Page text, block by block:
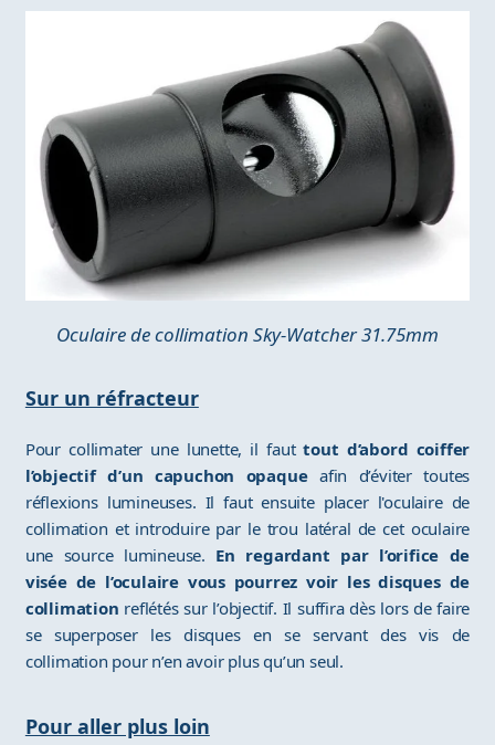
Oculaire de collimation Sky-Watcher 31.75mm
Sur un réfracteur
Pour collimater une lunette, il fauttout d’abord coiffer
l’objectif d’un capuchon opaqueafin d’éviter toutes
réflexions lumineuses. Il faut ensuite placer l'oculaire de
collimation et introduire par le trou latéral de cet oculaire
une source lumineuse. En regardant par l’orifice de
visée de l’oculaire vous pourrez voir les disques de
collimation reflétés sur l’objectif. Il suffira dès lors de faire
se superposer les disques en se servant des vis de
collimation pour n’en avoir plus qu’un seul.
Pour aller plus loin